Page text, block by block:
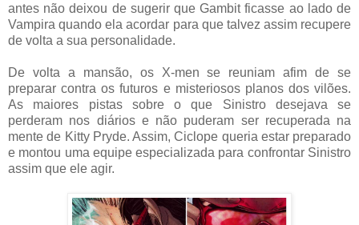
antes não deixou de sugerir que Gambit ficasse ao lado de
Vampira quando ela acordar para que talvez assim recupere
de volta a sua personalidade.
De volta a mansão, os X-men se reuniam afim de se
preparar contra os futuros e misteriosos planos dos vilões.
As maiores pistas sobre o que Sinistro desejava se
perderam nos diários e não puderam ser recuperada na
mente de Kitty Pryde. Assim, Ciclope queria estar preparado
e montou uma equipe especializada para confrontar Sinistro
assim que ele agir.